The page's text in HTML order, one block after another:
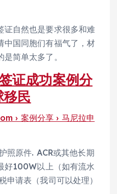
证自然也是要求很多和难
中国同胞们有福气了，材
简单太多了。
证成功案例分
民
› 案例分享 › 马尼拉申
照原件. ACR或其他长期
好100W以上（如有流水
申请表（我司可以处理）